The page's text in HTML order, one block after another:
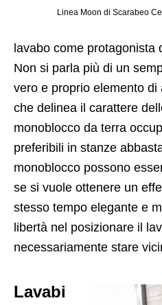
Linea Moon di Scarabeo
lavabo come protagonista
Non si parla più di un
vero e proprio elemento di
che delinea il carattere
monoblocco da terra
preferibili in stanze
monoblocco possono
se si vuole ottenere un
stesso tempo elegante e
libertà nel posizionare il
necessariamente stare
Lavabi